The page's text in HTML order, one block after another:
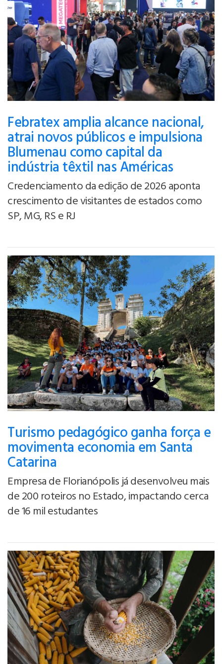
Febratex amplia alcance nacional,
atrai novos públicos e impulsiona
Blumenau como capital da
indústria têxtil nas Américas
Credenciamento da edição de 2026 aponta
crescimento de visitantes de estados como
SP, MG, RS e RJ
Turismo pedagógico ganha força e
movimenta economia em Santa
Catarina
Empresa de Florianópolis já desenvolveu mais
de 200 roteiros no Estado, impactando cerca
de 16 mil estudantes